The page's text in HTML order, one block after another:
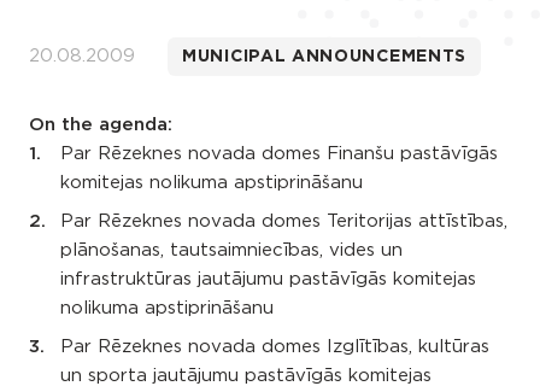
20.08.2009 MUNICIPAL ANNOUNCEMENTS
On the agenda:
Par Rēzeknes novada domes Finanšu pastāvīgās
komitejas nolikuma apstiprināšanu
Par Rēzeknes novada domes Teritorijas attīstības,
plānošanas, tautsaimniecības, vides un
infrastruktūras jautājumu pastāvīgās komitejas
nolikuma apstiprināšanu
Par Rēzeknes novada domes Izglītības, kultūras
un sporta jautājumu pastāvīgās komitejas